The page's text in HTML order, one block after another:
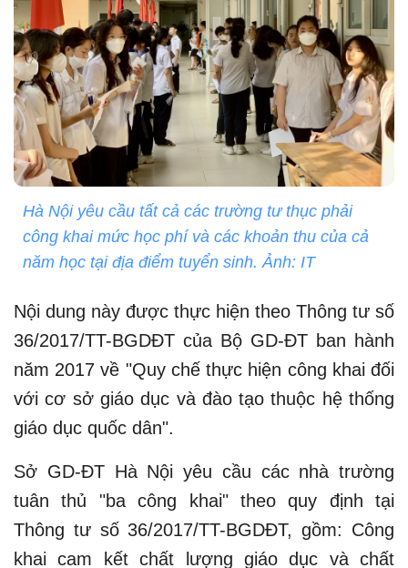
Hà Nội yêu cầu tất cả các trường tư thục phải
công khai mức học phí và các khoản thu của cả
năm học tại địa điểm tuyển sinh. Ảnh: IT
Nội dung này được thực hiện theo Thông tư số
36/2017/TT-BGDĐT của Bộ GD-ĐT ban hành
năm 2017 về "Quy chế thực hiện công khai đối
với cơ sở giáo dục và đào tạo thuộc hệ thống
giáo dục quốc dân".
Sở GD-ĐT Hà Nội yêu cầu các nhà trường
tuân thủ "ba công khai" theo quy định tại
Thông tư số 36/2017/TT-BGDĐT, gồm: Công
khai cam kết chất lượng giáo dục và chất